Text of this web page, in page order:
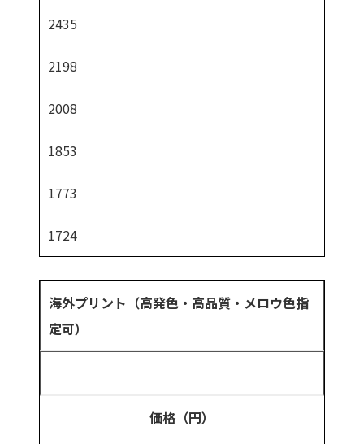
2435
2198
2008
1853
1773
1724
海外プリント（高発色・高品質・メロウ色指
定可）
価格（円）